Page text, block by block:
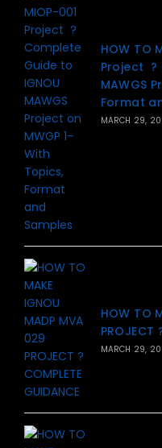
HOW TO
Project ?
MAWGS
Format
MARCH 29,
HOW TO
PROJECT
MARCH 29,